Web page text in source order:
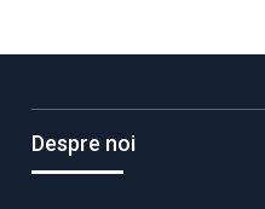
Despre noi